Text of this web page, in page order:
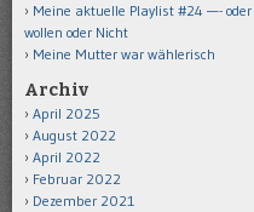
Meine aktuelle Playlist #24 —-
wollen oder Nicht
Meine Mutter war wählerisch
Archiv
April 2025
August 2022
April 2022
Februar 2022
Dezember 2021